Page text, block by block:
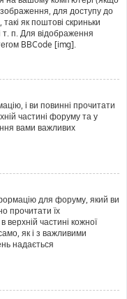
для доступу до
як поштові скриньки
п. Для відображення
BBCode [img].
і ви повинні прочитати
частині форуму та у
вами важливих
для форуму, який ви
прочитати їх
частині кожної
як і з важливими
надається